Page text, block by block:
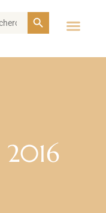
Search Button